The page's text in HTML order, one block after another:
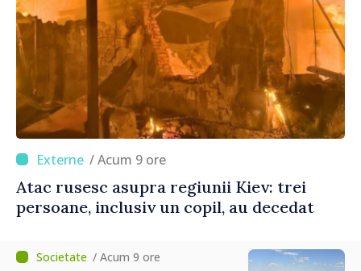
/ Acum 9 ore
Atac rusesc asupra regiunii Kiev: trei
persoane, inclusiv un copil, au decedat
/ Acum 9 ore